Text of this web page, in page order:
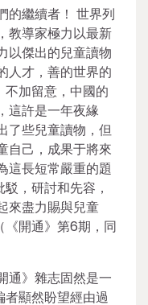
的繼續者！ 世界列
教導家極力以最新
以傑出的兒童讀物
人才，善的世界的
加留意，中國的
這許是一年夜緣
了些兒童讀物，但
自己，成果于將來
這長短常嚴重的題
，研討和先容，
來盡力賜與兒童
《開通》第6期，同
通》雜志固然是一
者顯然盼望經由過